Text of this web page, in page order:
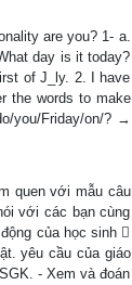
are you? 1- a.
day is it today?
of J_ly. 2. I have
the words to make
you/Friday/on/? →
quen với mẫu câu
với các bạn cùng
của học sinh 
yêu cầu của giáo
- Xem và đoán